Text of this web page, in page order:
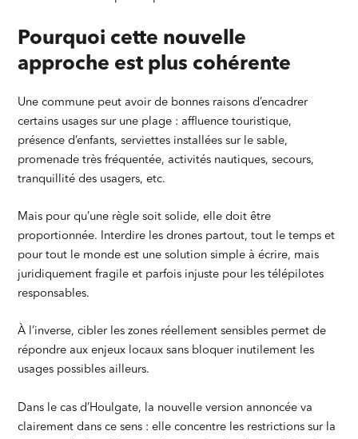
Pourquoi cette nouvelle
approche est plus cohérente
Une commune peut avoir de bonnes raisons d’encadrer
certains usages sur une plage : affluence touristique,
présence d’enfants, serviettes installées sur le sable,
promenade très fréquentée, activités nautiques, secours,
tranquillité des usagers, etc.
Mais pour qu’une règle soit solide, elle doit être
proportionnée. Interdire les drones partout, tout le temps et
pour tout le monde est une solution simple à écrire, mais
juridiquement fragile et parfois injuste pour les télépilotes
responsables.
À l’inverse, cibler les zones réellement sensibles permet de
répondre aux enjeux locaux sans bloquer inutilement les
usages possibles ailleurs.
Dans le cas d’Houlgate, la nouvelle version annoncée va
clairement dans ce sens : elle concentre les restrictions sur la